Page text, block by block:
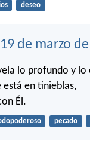
deseo
de marzo
lo profundo y lo
en tinieblas,
Él.
pecado